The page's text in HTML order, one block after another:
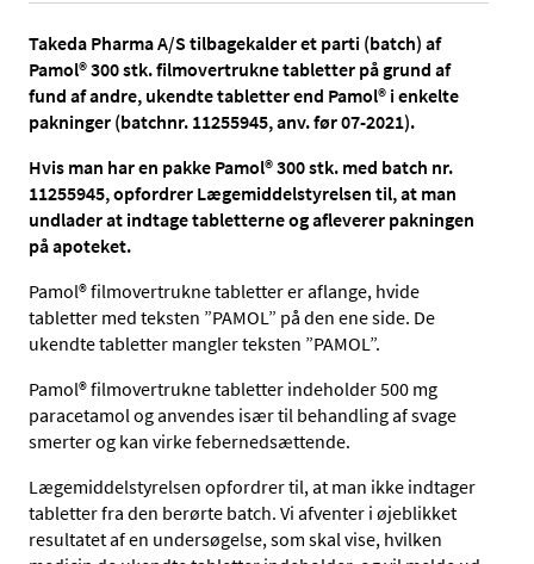
Takeda Pharma A/S tilbagekalder et parti (batch) af
Pamol® 300 stk. filmovertrukne tabletter på grund af
fund af andre, ukendte tabletter end Pamol® i enkelte
pakninger (batchnr. 11255945, anv. før 07-2021).
Hvis man har en pakke Pamol® 300 stk. med batch nr.
11255945, opfordrer Lægemiddelstyrelsen til, at man
undlader at indtage tabletterne og afleverer pakningen
på apoteket.
Pamol® filmovertrukne tabletter er aflange, hvide
tabletter med teksten ”PAMOL” på den ene side. De
ukendte tabletter mangler teksten ”PAMOL”.
Pamol® filmovertrukne tabletter indeholder 500 mg
paracetamol og anvendes især til behandling af svage
smerter og kan virke febernedsættende.
Lægemiddelstyrelsen opfordrer til, at man ikke indtager
tabletter fra den berørte batch. Vi afventer i øjeblikket
resultatet af en undersøgelse, som skal vise, hvilken